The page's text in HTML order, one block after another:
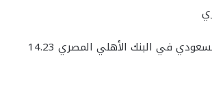
سجل سعر الريال السعودي في البنك الأهلي المصري 14.23